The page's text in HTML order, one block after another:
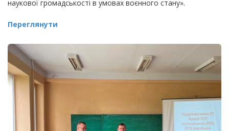
наукової громадськості в умовах воєнного стану».
Переглянути